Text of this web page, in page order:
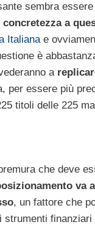
sembra
concretezza a
Italianae
è
a
per essere più
titoli delle 225
che deve
va
, un fattore che
strumenti